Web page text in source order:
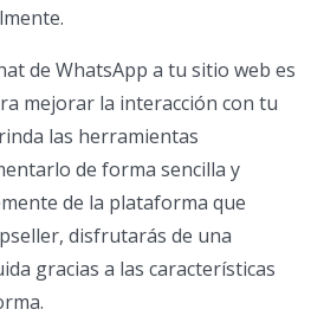
de WhatsApp a tu sitio web es
mejorar la interacción con tu
las herramientas
de forma sencilla y
de la plataforma que
disfrutarás de una
gracias a las características